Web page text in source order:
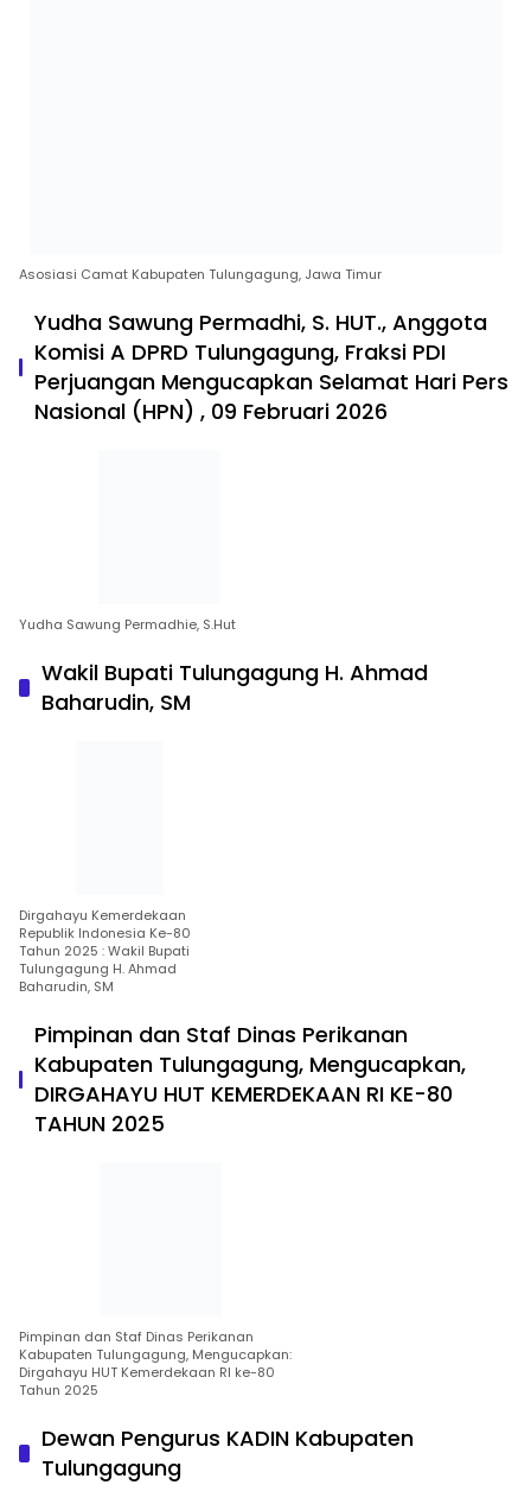
Asosiasi Camat Kabupaten Tulungagung, Jawa Timur
Yudha Sawung Permadhi, S. HUT., Anggota
Komisi A DPRD Tulungagung, Fraksi PDI
Perjuangan Mengucapkan Selamat Hari Pers
Nasional (HPN) , 09 Februari 2026
Yudha Sawung Permadhie, S.Hut
Wakil Bupati Tulungagung H. Ahmad
Baharudin, SM
Dirgahayu Kemerdekaan
Republik Indonesia Ke-80
Tahun 2025 : Wakil Bupati
Tulungagung H. Ahmad
Baharudin, SM
Pimpinan dan Staf Dinas Perikanan
Kabupaten Tulungagung, Mengucapkan,
DIRGAHAYU HUT KEMERDEKAAN RI KE-80
TAHUN 2025
Pimpinan dan Staf Dinas Perikanan
Kabupaten Tulungagung, Mengucapkan:
Dirgahayu HUT Kemerdekaan RI ke-80
Tahun 2025
Dewan Pengurus KADIN Kabupaten
Tulungagung